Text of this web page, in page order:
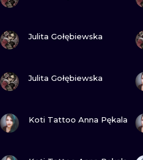
Julita Gołębiewska
Julita Gołębiewska
Koti Tattoo Anna Pękala